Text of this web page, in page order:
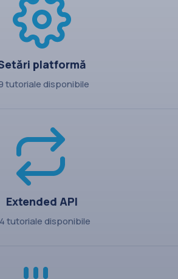
platformă
tutoriale disponibile
Extended API
tutoriale disponibile